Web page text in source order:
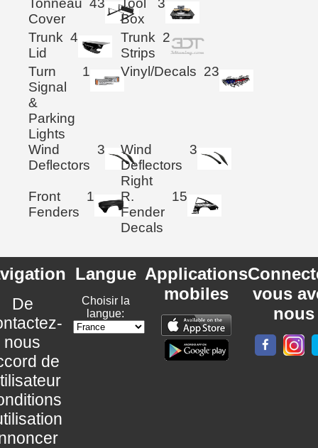
Cover
Box
Trunk
Lid
4
Trunk
Strips
2
Turn
Signal
&
Parking
Lights
1 Vinyl/Decals 23
Wind
Deflectors
3
Wind
Deflectors
Right
3
Front
Fenders
1
R.
Fender
Decals
15
De
nous
de
Langue
Choisir la
langue:
Applications
mobiles
vous
nous